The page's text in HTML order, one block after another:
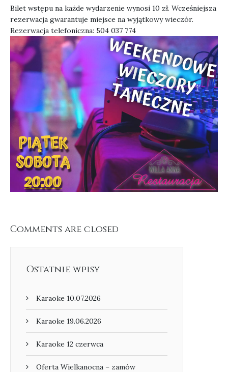
Bilet wstępu na każde wydarzenie wynosi 10 zł. Wcześniejsza
rezerwacja gwarantuje miejsce na wyjątkowy wieczór.
Rezerwacja telefoniczna: 504 037 774
Comments are closed
Ostatnie wpisy
Karaoke 10.07.2026
Karaoke 19.06.2026
Karaoke 12 czerwca
Oferta Wielkanocna – zamów